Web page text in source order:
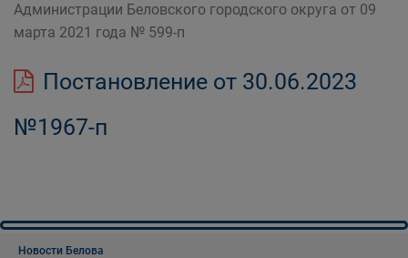
Администрации Беловского городского округа от 09
марта 2021 года № 599-п
Постановление от 30.06.2023
№1967-п
Новости Белова